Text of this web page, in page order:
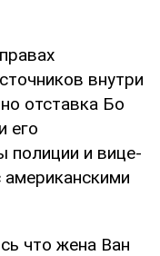
внутри
отставка Бо
его
полиции и вице-
что жена Ван